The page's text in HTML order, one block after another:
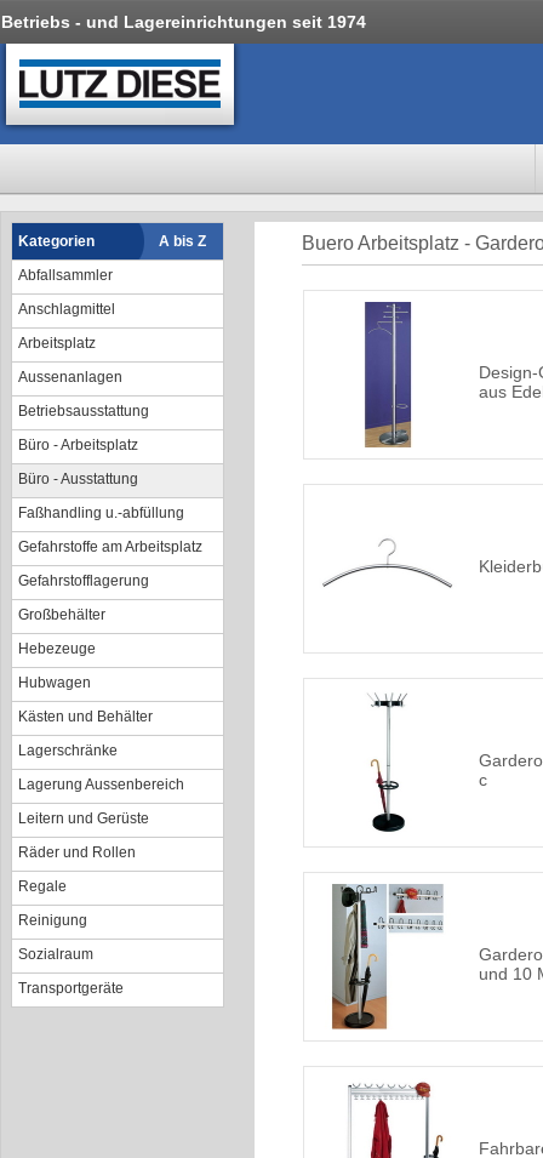
Betriebs - und Lagereinrichtungen seit 1974
Kategorien
A bis Z
Abfallsammler
Anschlagmittel
Arbeitsplatz
Aussenanlagen
Betriebsausstattung
Büro - Arbeitsplatz
Büro - Ausstattung
Faßhandling u.-abfüllung
Gefahrstoffe am Arbeitsplatz
Gefahrstofflagerung
Großbehälter
Hebezeuge
Hubwagen
Kästen und Behälter
Lagerschränke
Lagerung Aussenbereich
Leitern und Gerüste
Räder und Rollen
Regale
Reinigung
Sozialraum
Transportgeräte
Buero Arbeitsplatz -
aus
c
und 10